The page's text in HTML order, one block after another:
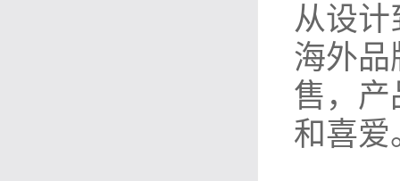
从设
海外品
售，产
和喜爱